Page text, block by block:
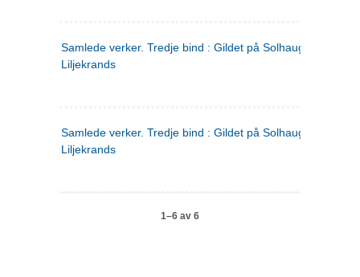
Samlede verker. Tredje bind : Gildet på Solhaug ; Olaf
Liljekrands
Samlede verker. Tredje bind : Gildet på Solhaug ; Olaf
Liljekrands
1–6 av 6